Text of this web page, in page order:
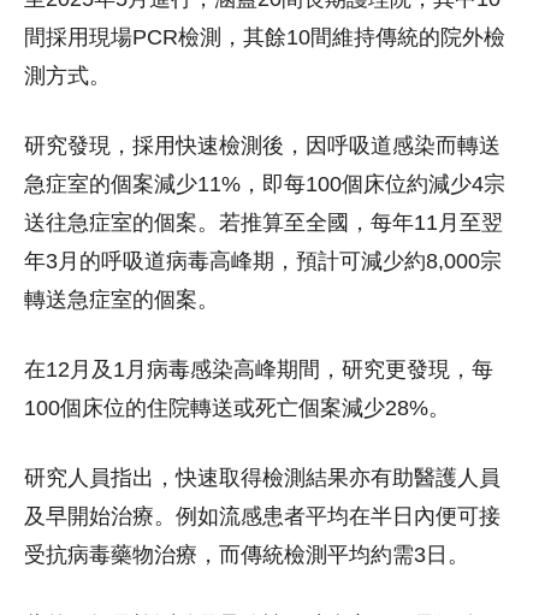
間採用現場PCR檢測，其餘10間維持傳統的院外檢
測方式。
研究發現，採用快速檢測後，因呼吸道感染而轉送
急症室的個案減少11%，即每100個床位約減少4宗
送往急症室的個案。若推算至全國，每年11月至翌
年3月的呼吸道病毒高峰期，預計可減少約8,000宗
轉送急症室的個案。
在12月及1月病毒感染高峰期間，研究更發現，每
100個床位的住院轉送或死亡個案減少28%。
研究人員指出，快速取得檢測結果亦有助醫護人員
及早開始治療。例如流感患者平均在半日內便可接
受抗病毒藥物治療，而傳統檢測平均約需3日。